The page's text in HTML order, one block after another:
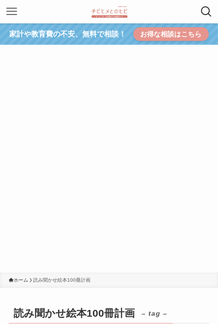
家計や教育費の不安、無料で相談！ お得な相談はこちら
ホーム 読み聞かせ絵本100冊計画
読み聞かせ絵本100冊計画 – tag –